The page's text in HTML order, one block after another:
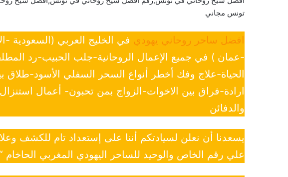
تونس مجاني
افضل ساحر روحاني يهودي في الخليج العربي (السعودية -
-عمان ) في جميع الإعمال الروحانية-جلب الحبيب-رد
الحياة-علاج وفك أخطر أنواع السحر السفلي الأسود-
ارادة-فراق بين الاخوات-الزواج بمن تحبون- أعمال
والدفائن
يسعدنا أن نعلن لسيادتكم أننا على إستعداد تام للكشف
علي رقم الخاص والوحيد للساحر اليهودي المغربي الحاخام “